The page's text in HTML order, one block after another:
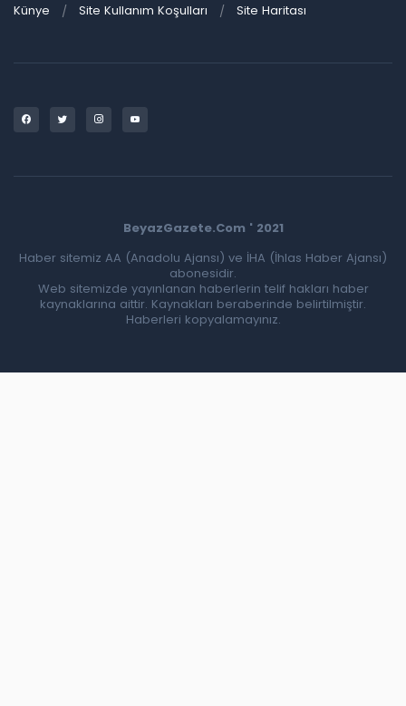
Künye Site Kullanım Koşulları Site Haritası
BeyazGazete.Com ' 2021
Haber sitemiz AA (Anadolu Ajansı) ve İHA (İhlas Haber Ajansı)
abonesidir.
Web sitemizde yayınlanan haberlerin telif hakları haber
kaynaklarına aittir. Kaynakları beraberinde belirtilmiştir.
Haberleri kopyalamayınız.